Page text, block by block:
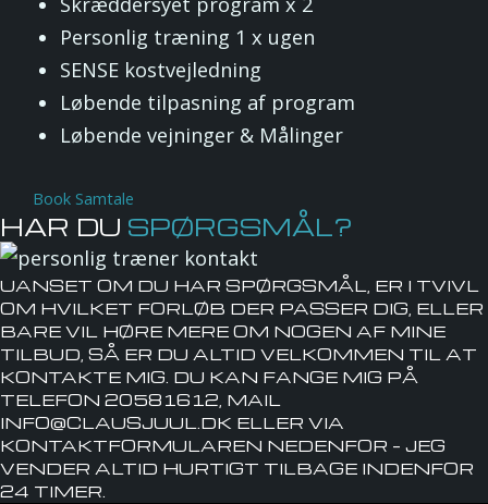
Personlig træning 1 x ugen
SENSE kostvejledning
Løbende tilpasning af program
Løbende vejninger & Målinger
Book Samtale
HAR DU SPØRGSMÅL?
UANSET OM DU HAR SPØRGSMÅL, ER I TVIVL
OM HVILKET FORLØB DER PASSER DIG, ELLER
BARE VIL HØRE MERE OM NOGEN AF MINE
TILBUD, SÅ ER DU ALTID VELKOMMEN TIL AT
KONTAKTE MIG. DU KAN FANGE MIG PÅ
TELEFON 20581612, MAIL
INFO@CLAUSJUUL.DK ELLER VIA
KONTAKTFORMULAREN NEDENFOR – JEG
VENDER ALTID HURTIGT TILBAGE INDENFOR
24 TIMER.